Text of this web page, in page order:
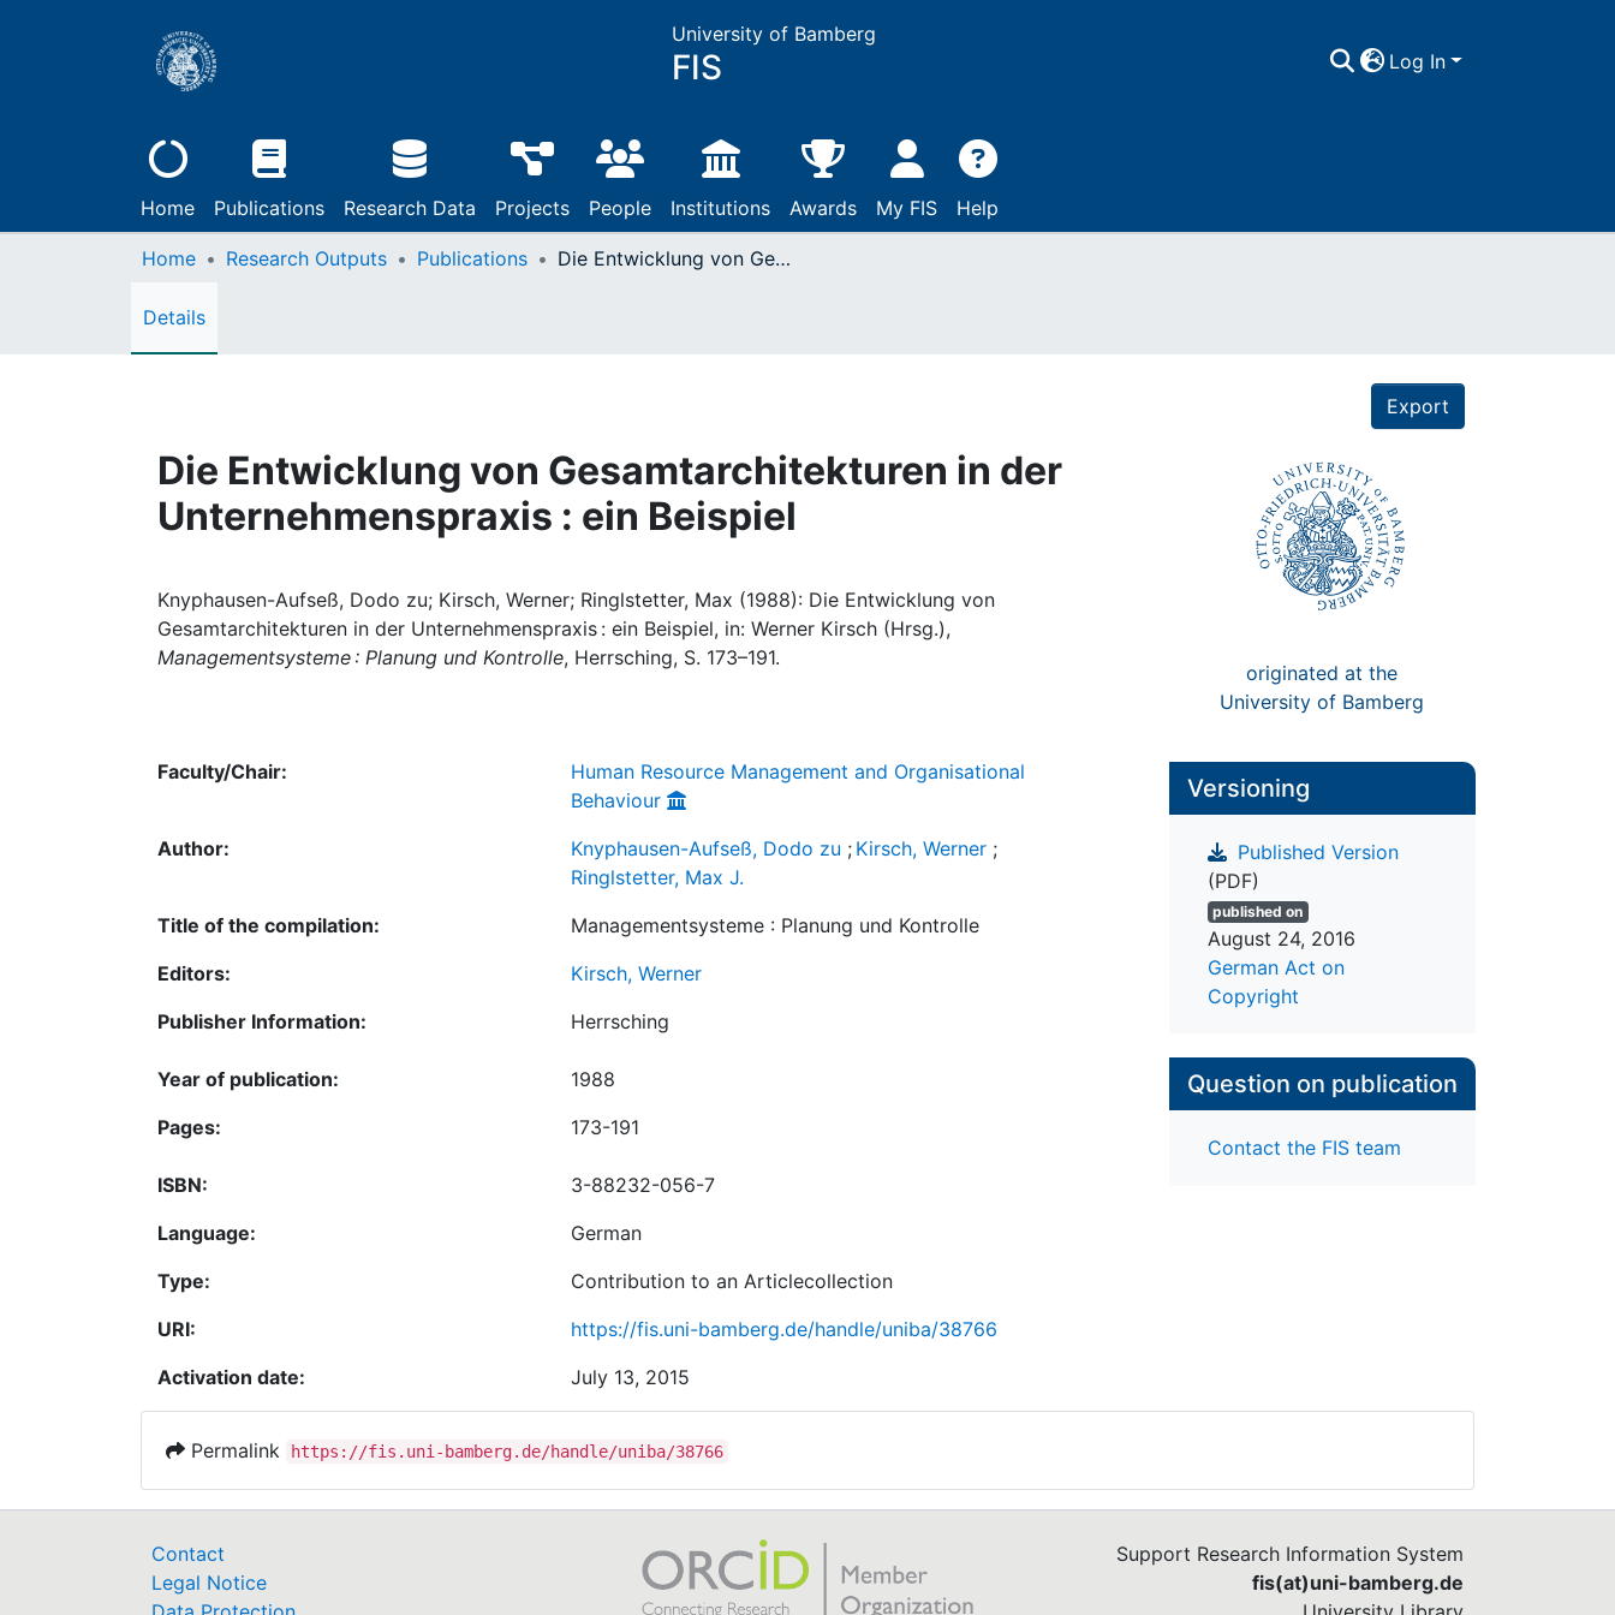
University of Bamberg
FIS Log In
Home Publications Research Data Projects People Institutions Awards My FIS Help
Home Research Outputs Publications Die Entwicklung von Gesamtarchitekturen in der Unternehmenspraxis : ein Beispiel
Details
Export
Die Entwicklung von Gesamtarchitekturen in der
Unternehmenspraxis : ein Beispiel
Knyphausen-Aufseß, Dodo zu; Kirsch, Werner; Ringlstetter, Max (1988): Die Entwicklung von
Gesamtarchitekturen in der Unternehmenspraxis : ein Beispiel, in: Werner Kirsch (Hrsg.),
Managementsysteme : Planung und Kontrolle, Herrsching, S. 173–191.
originated at the
University of Bamberg
Faculty/Chair:
Human Resource Management and Organisational
Behaviour
Author:
Knyphausen-Aufseß, Dodo zu ; Kirsch, Werner ;
Ringlstetter, Max J.
Title of the compilation:
Managementsysteme : Planung und Kontrolle
Editors:
Kirsch, Werner
Publisher Information:
Herrsching
Year of publication:
1988
Pages:
173-191
ISBN:
3-88232-056-7
Language:
German
Type:
Contribution to an Articlecollection
URI:
https://fis.uni-bamberg.de/handle/uniba/38766
Activation date:
July 13, 2015
Versioning
Published Version
(PDF)
published on
August 24, 2016
German Act on
Copyright
Question on publication
Contact the FIS team
Permalink https://fis.uni-bamberg.de/handle/uniba/38766
Contact
Legal Notice
Support Research Information System
fis(at)uni-bamberg.de